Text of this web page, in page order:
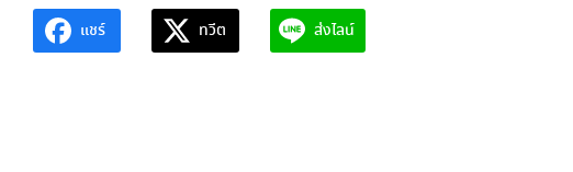
แชร์ ทวีต ส่งไลน์